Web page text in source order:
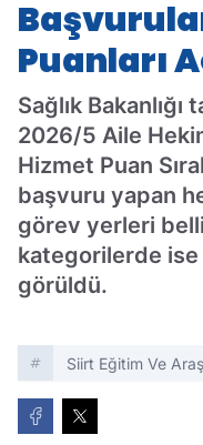
Puanları
Sağlık Bakanlığı
2026/5 Aile
Hizmet Puan
başvuru yapan
görev yerleri
kategorilerde ise
görüldü.
Siirt Eğitim Ve